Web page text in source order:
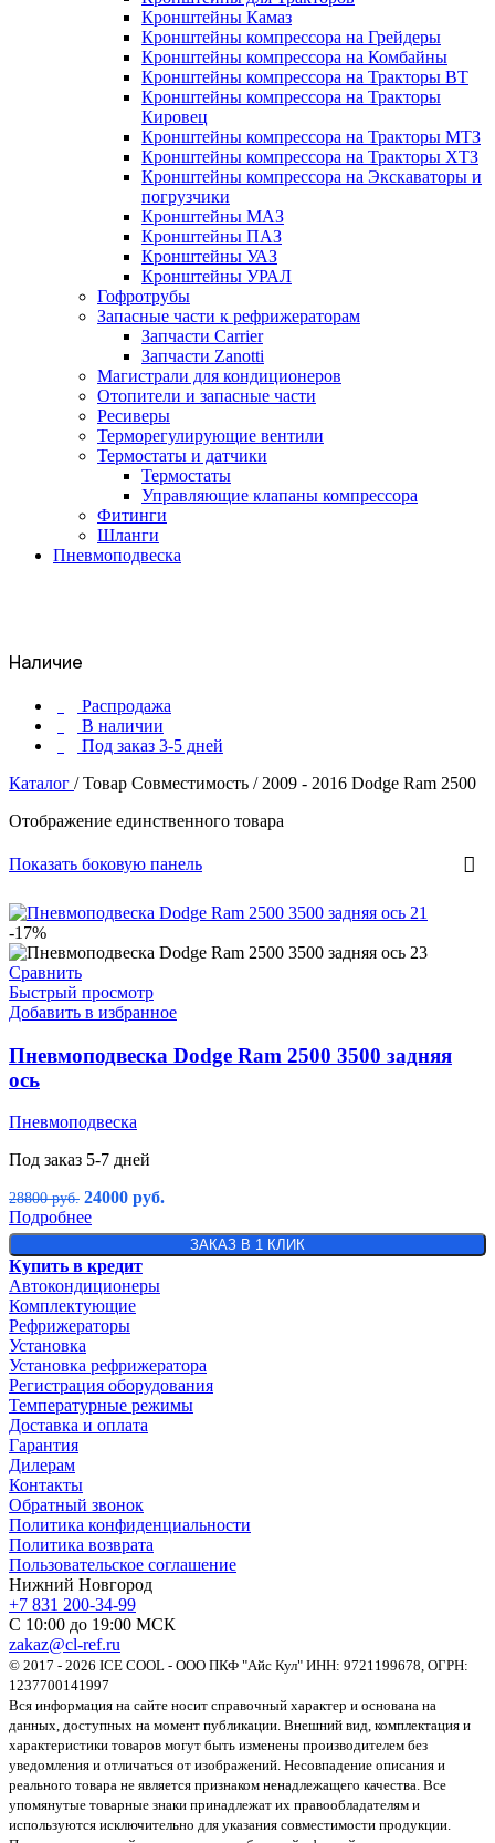
Кронштейны Камаз
Кронштейны компрессора на Грейдеры
Кронштейны компрессора на Комбайны
Кронштейны компрессора на Тракторы ВТ
Кронштейны компрессора на Тракторы
Кировец
Кронштейны компрессора на Тракторы МТЗ
Кронштейны компрессора на Тракторы ХТЗ
Кронштейны компрессора на Экскаваторы и
погрузчики
Кронштейны МАЗ
Кронштейны ПАЗ
Кронштейны УАЗ
Кронштейны УРАЛ
Гофротрубы
Запасные части к рефрижераторам
Запчасти Carrier
Запчасти Zanotti
Магистрали для кондиционеров
Отопители и запасные части
Ресиверы
Терморегулирующие вентили
Термостаты и датчики
Термостаты
Управляющие клапаны компрессора
Фитинги
Шланги
Пневмоподвеска
Наличие
Распродажа
В наличии
Под заказ 3-5 дней
Каталог / Товар Совместимость / 2009 - 2016 Dodge Ram 2500
Отображение единственного товара
Показать боковую панель
-17%
Сравнить
Быстрый просмотр
Добавить в избранное
Пневмоподвеска Dodge Ram 2500 3500 задняя
ось
Пневмоподвеска
Под заказ 5-7 дней
28800руб. 24000 руб.
Подробнее
ЗАКАЗ В 1 КЛИК
Купить в кредит
Автокондиционеры
Комплектующие
Рефрижераторы
Установка
Установка рефрижератора
Регистрация оборудования
Температурные режимы
Доставка и оплата
Гарантия
Дилерам
Контакты
Обратный звонок
Политика конфиденциальности
Политика возврата
Пользовательское соглашение
Нижний Новгород
+7 831 200-34-99
С 10:00 до 19:00 МСК
zakaz@cl-ref.ru
© 2017 - 2026 ICE COOL - ООО ПКФ "Айс Кул" ИНН: 9721199678, ОГРН:
1237700141997
Вся информация на сайте носит справочный характер и основана на
данных, доступных на момент публикации. Внешний вид, комплектация и
характеристики товаров могут быть изменены производителем без
уведомления и отличаться от изображений. Несовпадение описания и
реального товара не является признаком ненадлежащего качества. Все
упомянутые товарные знаки принадлежат их правообладателям и
используются исключительно для указания совместимости продукции.